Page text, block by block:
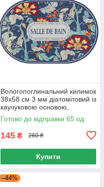
Вологопоглинальний килимок
38х58 см 3 мм діатомітовий із
каучуковою основою,
Килимок для ванної
Антиковзний
Готово до відправки 65 од.
145 ₴ 260 ₴
Купити
–44%